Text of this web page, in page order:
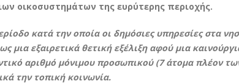
οικοσυστημάτων της ευρύτερης περιοχής.
κατά την οποία οι δημόσιες υπηρεσίες στα
μια εξαιρετικά θετική εξέλιξη αφού μια
αριθμό μόνιμου προσωπικού (7 άτομα πλέον
την τοπική κοινωνία.